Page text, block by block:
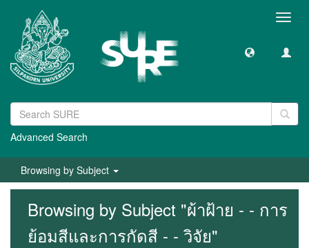
Advanced Search
Browsing by Subject
Browsing by Subject "ผ้าฝ้าย - - การ
ย้อมสีและการกัดสี - - วิจัย"